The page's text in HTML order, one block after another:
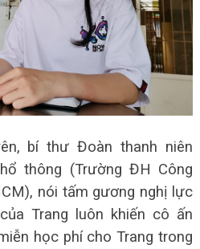
bí thư Đoàn thanh niên
thông (Trường ĐH Công
nói tấm gương nghị lực
Trang luôn khiến cô ấn
học phí cho Trang trong